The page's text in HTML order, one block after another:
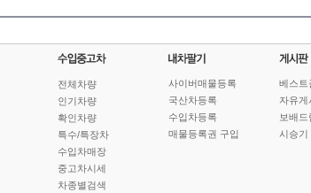
전체차량
인기차량
확인차량
특수/특장차
수입차매장
중고차시세
차종별검색
사이버매물등록
국산차등록
수입차등록
매물등록권 구입
베스트
자유게
보배드
시승기